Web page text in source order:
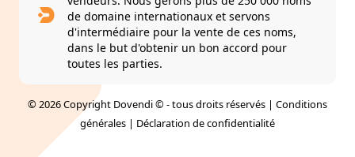
de domaine internationaux et servons
d'intermédiaire pour la vente de ces noms,
dans le but d'obtenir un bon accord pour
toutes les parties.
© 2026 Copyright Dovendi © - tous droits réservés | Conditions
générales | Déclaration de confidentialité